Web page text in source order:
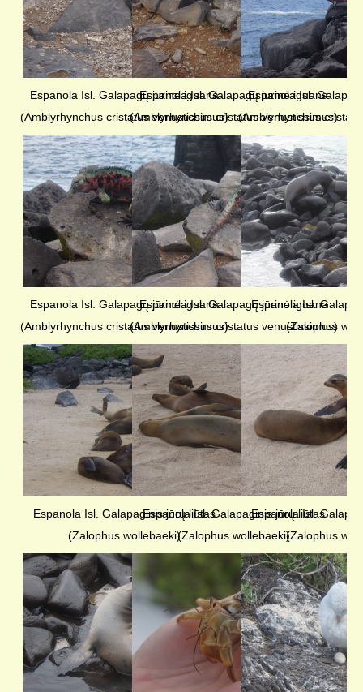
Espanola Isl. Galapagų jūrinė iguana
(Amblyrhynchus cristatus venustissimus)
Espanola Isl. Galapagų jūrinė iguana
(Amblyrhynchus cristatus venustissimus)
Espanola Isl.
(Amblyrhynchus
Espanola Isl. Galapagų jūrinė iguana
(Amblyrhynchus cristatus venustissimus)
Espanola Isl. Galapagų jūrinė iguana
(Amblyrhynchus cristatus venustissimus)
Espanola Isl.
(Zalophus
Espanola Isl. Galapaginis jūrų liūtas
(Zalophus wollebaeki)
Espanola Isl. Galapaginis jūrų liūtas
(Zalophus wollebaeki)
Espanola Isl.
(Zalophus